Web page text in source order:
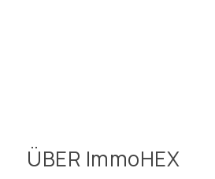
ÜBER ImmoHEX